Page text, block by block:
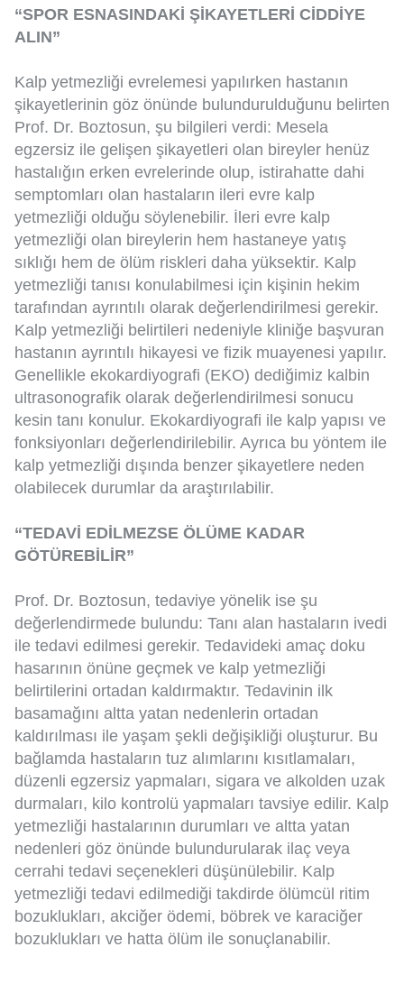
“SPOR ESNASINDAKİ ŞİKAYETLERİ CİDDİYE
ALIN”
Kalp yetmezliği evrelemesi yapılırken hastanın
şikayetlerinin göz önünde bulundurulduğunu belirten
Prof. Dr. Boztosun, şu bilgileri verdi: Mesela
egzersiz ile gelişen şikayetleri olan bireyler henüz
hastalığın erken evrelerinde olup, istirahatte dahi
semptomları olan hastaların ileri evre kalp
yetmezliği olduğu söylenebilir. İleri evre kalp
yetmezliği olan bireylerin hem hastaneye yatış
sıklığı hem de ölüm riskleri daha yüksektir. Kalp
yetmezliği tanısı konulabilmesi için kişinin hekim
tarafından ayrıntılı olarak değerlendirilmesi gerekir.
Kalp yetmezliği belirtileri nedeniyle kliniğe başvuran
hastanın ayrıntılı hikayesi ve fizik muayenesi yapılır.
Genellikle ekokardiyografi (EKO) dediğimiz kalbin
ultrasonografik olarak değerlendirilmesi sonucu
kesin tanı konulur. Ekokardiyografi ile kalp yapısı ve
fonksiyonları değerlendirilebilir. Ayrıca bu yöntem ile
kalp yetmezliği dışında benzer şikayetlere neden
olabilecek durumlar da araştırılabilir.
“TEDAVİ EDİLMEZSE ÖLÜME KADAR
GÖTÜREBİLİR”
Prof. Dr. Boztosun, tedaviye yönelik ise şu
değerlendirmede bulundu: Tanı alan hastaların ivedi
ile tedavi edilmesi gerekir. Tedavideki amaç doku
hasarının önüne geçmek ve kalp yetmezliği
belirtilerini ortadan kaldırmaktır. Tedavinin ilk
basamağını altta yatan nedenlerin ortadan
kaldırılması ile yaşam şekli değişikliği oluşturur. Bu
bağlamda hastaların tuz alımlarını kısıtlamaları,
düzenli egzersiz yapmaları, sigara ve alkolden uzak
durmaları, kilo kontrolü yapmaları tavsiye edilir. Kalp
yetmezliği hastalarının durumları ve altta yatan
nedenleri göz önünde bulundurularak ilaç veya
cerrahi tedavi seçenekleri düşünülebilir. Kalp
yetmezliği tedavi edilmediği takdirde ölümcül ritim
bozuklukları, akciğer ödemi, böbrek ve karaciğer
bozuklukları ve hatta ölüm ile sonuçlanabilir.